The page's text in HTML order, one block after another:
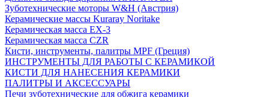
Зуботехнические моторы W&H (Австрия)
Керамические массы Kuraray Noritake
Керамическая масса EX-3
Керамическая масса CZR
Кисти, инструменты, палитры MPF (Греция)
ИНСТРУМЕНТЫ ДЛЯ РАБОТЫ С КЕРАМИКОЙ
КИСТИ ДЛЯ НАНЕСЕНИЯ КЕРАМИКИ
ПАЛИТРЫ И АКСЕССУАРЫ
Печи зуботехнические для обжига керамики